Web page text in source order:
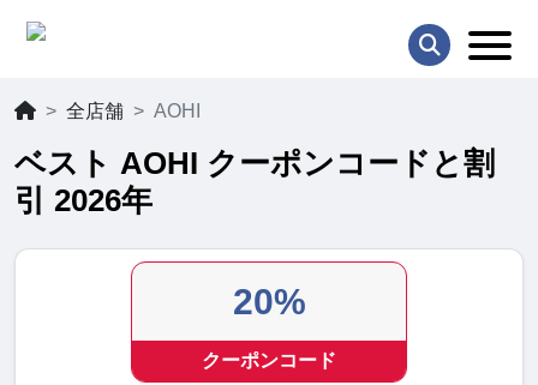
全店舗 AOHI
ベスト AOHI クーポンコードと割
引 2026年
20%
クーポンコード